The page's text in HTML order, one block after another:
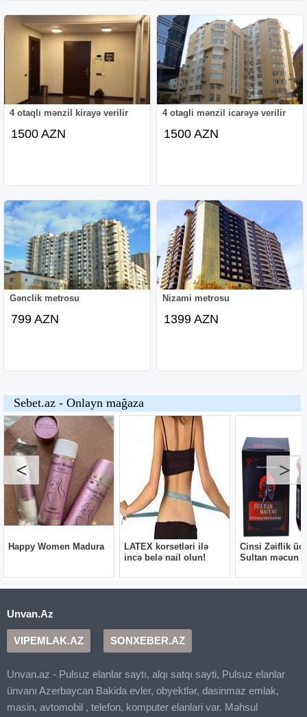
4 otaqlı mənzil kirayə verilir
1500 AZN
4 otagli mənzil icarəyə verilir
1500 AZN
Gənclik metrosu
799 AZN
Nizami metrosu
1399 AZN
Unvan.Az
VIPEMLAK.AZ SONXEBER.AZ
Unvan.az - Pulsuz elanlar saytı, alqı satqı sayti, Pulsuz elanlar
ünvanı Azerbaycan Bakida evler, obyektlər, dasinmaz emlak,
masin, avtomobil , telefon, komputer elanlari var. Məhsul